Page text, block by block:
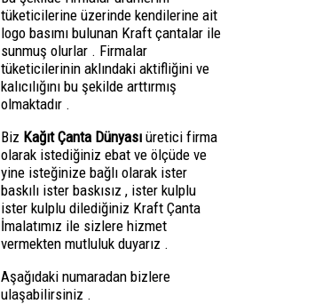
tüketicilerine üzerinde kendilerine ait
logo basımı bulunan Kraft çantalar ile
sunmuş olurlar . Firmalar
tüketicilerinin aklındaki aktifliğini ve
kalıcılığını bu şekilde arttırmış
olmaktadır .
Biz Kağıt Çanta Dünyası üretici firma
olarak istediğiniz ebat ve ölçüde ve
yine isteğinize bağlı olarak ister
baskılı ister baskısız , ister kulplu
ister kulplu dilediğiniz Kraft Çanta
İmalatımız ile sizlere hizmet
vermekten mutluluk duyarız .
Aşağıdaki numaradan bizlere
ulaşabilirsiniz .